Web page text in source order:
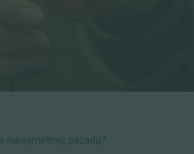
naujametinių pažadų?